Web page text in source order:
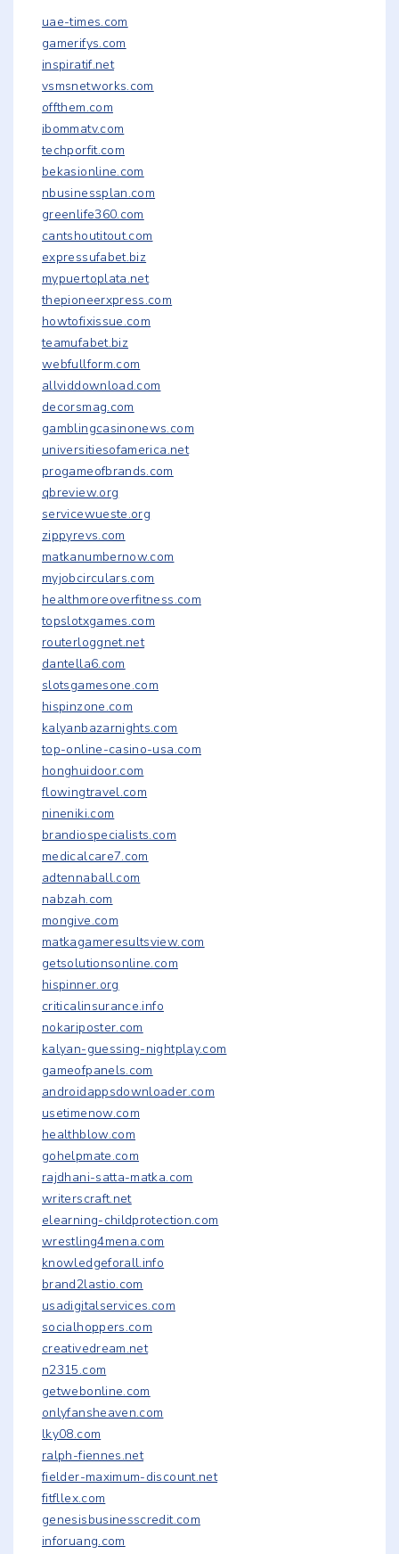
uae-times.com
gamerifys.com
inspiratif.net
vsmsnetworks.com
offthem.com
ibommatv.com
techporfit.com
bekasionline.com
nbusinessplan.com
greenlife360.com
cantshoutitout.com
expressufabet.biz
mypuertoplata.net
thepioneerxpress.com
howtofixissue.com
teamufabet.biz
webfullform.com
allviddownload.com
decorsmag.com
gamblingcasinonews.com
universitiesofamerica.net
progameofbrands.com
qbreview.org
servicewueste.org
zippyrevs.com
matkanumbernow.com
myjobcirculars.com
healthmoreoverfitness.com
topslotxgames.com
routerloggnet.net
dantella6.com
slotsgamesone.com
hispinzone.com
kalyanbazarnights.com
top-online-casino-usa.com
honghuidoor.com
flowingtravel.com
nineniki.com
brandiospecialists.com
medicalcare7.com
adtennaball.com
nabzah.com
mongive.com
matkagameresultsview.com
getsolutionsonline.com
hispinner.org
criticalinsurance.info
nokariposter.com
kalyan-guessing-nightplay.com
gameofpanels.com
androidappsdownloader.com
usetimenow.com
healthblow.com
gohelpmate.com
rajdhani-satta-matka.com
writerscraft.net
elearning-childprotection.com
wrestling4mena.com
knowledgeforall.info
brand2lastio.com
usadigitalservices.com
socialhoppers.com
creativedream.net
n2315.com
getwebonline.com
onlyfansheaven.com
lky08.com
ralph-fiennes.net
fielder-maximum-discount.net
fitfllex.com
genesisbusinesscredit.com
inforuang.com